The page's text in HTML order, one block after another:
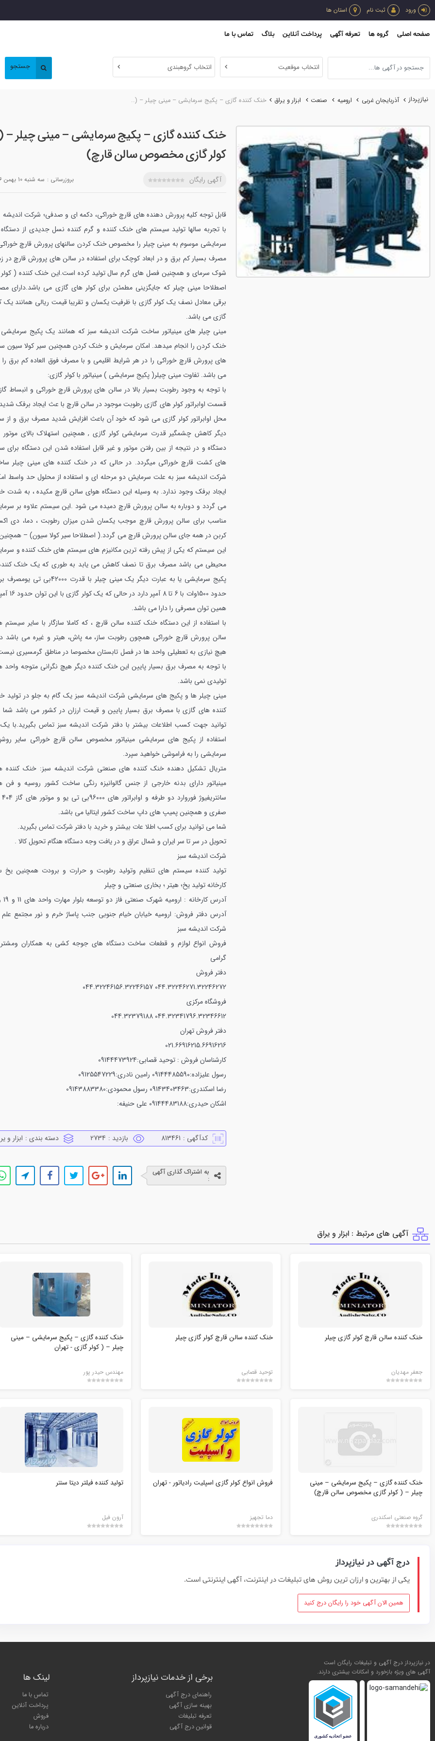
ورود ثبت نام استان ها
صفحه اصلی گروه ها تعرفه آگهی پرداخت آنلاین بلاگ تماس با ما
انتخاب موقعیت انتخاب گروهبندی جستجو
نیازپرداز آذربایجان غربی ارومیه صنعت ابزار و يراق خنک کننده گازی – پکیج سرمایشی – مینی چیلر – (..
خنک کننده گازی – پکیج سرمایشی – مینی چیلر –
کولر گازی مخصوص سالن قارچ)
آگهی رایگان بروزرسانی : سه شنبه 10 بهمن 1396
قابل توجه کلیه پرورش دهنده های قارچ خوراکی، دکمه ای و صدفی؛ شرکت اندیشه
با تجربه سالها تولید سیستم های خنک کننده و گرم کننده نسل جدیدی از
سرمایشی موسوم به مینی چیلر را مخصوص خنک کردن سالنهای پرورش قارچ
مصرف بسیار کم برق و در ابعاد کوچک برای استفاده در سالن های پرورش قارچ در
شوک سرمای و همچنین فصل های گرم سال تولید کرده است.این خنک کننده (
اصطلاحا مینی چیلر که جایگزینی مطمئن برای کولر های گازی می باشد.دارای
برقی معادل نصف یک کولر گازی با ظرفیت یکسان و تقریبا قیمت ریالی همانند یک
گازی می باشد.
مینی چیلر های مینیاتور ساخت شرکت اندیشه سبز که همانند یک پکیج سرمایشی
خنک کردن را انجام میدهد. امکان سرمایش و خنک کردن همچنین سیر کولا سیون
های پرورش قارچ خوراکی را در هر شرایط اقلیمی و با مصرف فوق العاده کم برق را
می باشد. تفاوت مینی چیلر( پکیج سرمایشی ) مینیاتور با کولر گازی:
با توجه به وجود رطوبت بسیار بالا در سالن های پرورش قارچ خوراکی و انبساط
قسمت اوابراتور کولر های گازی رطوبت موجود در سالن قارچ با عث ایجاد برفک
محل اوابراتور کولر گازی می شود که خود آن باعث افزایش شدید مصرف برق و از
دیگر کاهش چشمگیر قدرت سرمایشی کولر گازی , همچنین استهلاک بالای موتور
دستگاه و در نتیجه از بین رفتن موتور و غیر قابل استفاده شدن این دستگاه برای
های کشت قارچ خوراکی میگردد. در حالی که در خنک کننده های مینی چیلر
شرکت اندیشه سبز به علت سرمایش دو مرحله ای و استفاده از محلول حد واسط
ایجاد برفک وجود ندارد. به وسیله این دستگاه هوای سالن قارچ مکیده ، به شدت
می گردد و دوباره به سالن پرورش قارچ دمیده می شود .این سیستم علاوه بر
مناسب برای سالن پرورش قارچ موجب یکسان شدن میزان رطوبت ، دما، دی
کربن در همه جای سالن پرورش قارچ می گردد.( اصطلاحا سیر کولا سیون) –
این سیستم که یکی از پیش رفته ترین مکانیزم های سیستم های خنک کننده و
محیطی می باشد مصرف برق تا نصف کاهش می یابد به طوری که یک خنک
پکیج سرمایشی یا به عبارت دیگر یک مینی چیلر با قدرت 42000بی
حدود 1500وات با 6 تا 8 آمپر
همین توان مصرفی را دارا می باشد.
با استفاده از این دستگاه خنک کننده سالن قارچ ، که کاملا سازگار با سایر سیستم
سالن پرورش قارچ خوراکی همچون رطوبت ساز، مه پاش، هیتر و غیره می باشد
هیچ نیازی به تعطیلی واحد ها در فصل تابستان مخصوصا در مناطق گرمسیری
با توجه به مصرف برق بسیار پایین این خنک کننده دیگر هیچ نگرانی متوجه واحد
تولیدی نمی باشد.
مینی چیلر ها و پکیج های سرمایشی شرکت اندیشه سبز یک گام به جلو در تولید
کننده های گازی با مصرف برق بسیار پایین و قیمت ارزان در کشور می باشد
توانید جهت کسب اطلاعات بیشتر با دفتر شرکت اندیشه سبز تماس بگیرید.با یک
استفاده از پکیج های سرمایشی مینیاتور مخصوص سالن قارچ خوراکی سایر
سرمایشی را به فراموشی خواهید سپرد.
متریال تشکیل دهنده خنک کننده های صنعتی شرکت اندیشه سبز: خنک کننده
مینیاتور دارای بدنه خارجی از جنس گالوانیزه رنگی ساخت کشور روسیه و فن
صفری و همچنین پمیپ های داپ ساخت کشور ایتالیا می باشد.
شما می توانید برای کسب اطلا عات بیشتر و خرید با دفتر شرکت تماس بگیرید.
تحویل در سر تا سر ایران و شمال عراق و در یافت وجه دستگاه هنگام تحویل کالا .
شرکت اندیشه سبز
تولید کننده سیستم های تنظیم وتولید رطوبت و حرارت و برودت همچنین یخ
کارخانه تولید یخ؛ هیتر ؛ بخاری صنعتی و چیلر
آدرس کارخانه : ارومیه شهرک صنعتی فاز دو توسعه بلوار مهارت واحد های 11 و 19 و20
آدرس دفتر فروش: ارومیه خیابان خیام جنوبی جنب پاساژ خرم و نور مجتمع
شرکت اندیشه سبز
فروش انواع لوازم و قطعات ساخت دستگاه هاى جوجه كشى به همكاران
گرامى
دفتر فروش
044.32246271.32246272
فروشگاه مرکزی
044.32341796.32346612
دفتر فروش تهران
021.66916215.66916216
کارشناسان فروش : توحید قصابی:09144473924
رسول علیزاده:09144485590
رامین نادری:09125547229
رضا اسکندری:09143403463
رسول محمودی:09143883380
اشکان حیدری:09144483188
علی حنیفه:
کدآگهی : 813461 بازدید : 2734 دسته بندی : ابزار و
به اشتراک گذاری آگهی
:
آگهی های مرتبط : ابزار و يراق
خنک کننده سالن قارچ کولر گازی چیلر
جعفر مهدیان
خنک کننده سالن قارچ کولر گازی چیلر
توحید قصابی
خنک کننده گازی – پکیج سرمایشی – مینی
چیلر – ( کولر گازی - تهران
مهندس حیدر پور
خنک کننده گازی – پکیج سرمایشی – مینی
چیلر – ( کولر گازی مخصوص سالن قارچ)
گروه صنعتی اسکندری
فروش انواع کولر گازی اسپلیت رادیاتور - تهران
دما تجهیز
تولید کننده فیلتر دیتا سنتر
آرون فیل
درج آگهی در نیازپرداز
یکی از بهترین و ارزان ترین روش های تبلیغات در اینترنت، آگهی اینترنتی است.
همین الان آگهی خود را رایگان درج کنید
در نیازپرداز درج آگهی و تبلیغات رایگان است
آگهی های ویژه بازخورد و امکانات بیشتری دارند.
برخی از خدمات نیازپرداز
راهنمای درج آگهی
بهینه سازی آگهی
تعرفه تبلیغات
قوانین درج آگهی
لینک ها
تماس با ما
پرداخت آنلاین
فروش
درباره ما